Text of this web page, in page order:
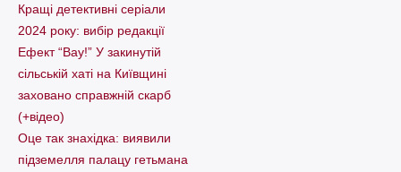
Кращі детективні серіали
2024 року: вибір редакції
Ефект “Вау!” У закинутій
сільській хаті на Київщині
заховано справжній скарб
(+відео)
Оце так знахідка: виявили
підземелля палацу гетьмана